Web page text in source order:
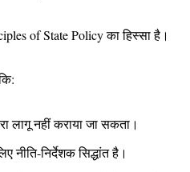
of State Policy का हिस्सा है।
लागू नहीं कराया जा सकता।
नीति-निर्देशक सिद्धांत है।